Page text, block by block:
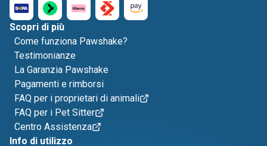
Scopri di più
Come funziona Pawshake?
Testimonianze
La Garanzia Pawshake
Pagamenti e rimborsi
FAQ per i proprietari di animali
FAQ per i Pet Sitter
Centro Assistenza
Info di utilizzo